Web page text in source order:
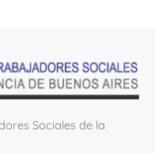
Sociales de la